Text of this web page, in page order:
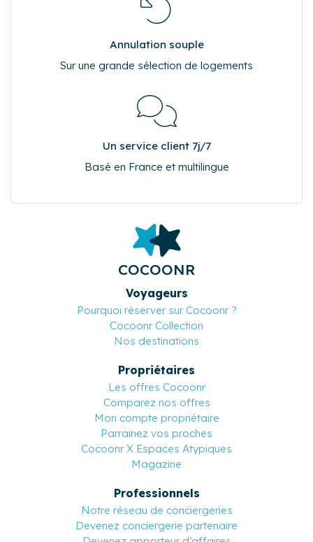
Annulation souple
Sur une grande sélection de logements
Un service client 7j/7
Basé en France et multilingue
COCOONR
Voyageurs
Pourquoi réserver sur Cocoonr ?
Cocoonr Collection
Nos destinations
Propriétaires
Les offres Cocoonr
Comparez nos offres
Mon compte propriétaire
Parrainez vos proches
Cocoonr X Espaces Atypiques
Magazine
Professionnels
Notre réseau de conciergeries
Devenez conciergerie partenaire